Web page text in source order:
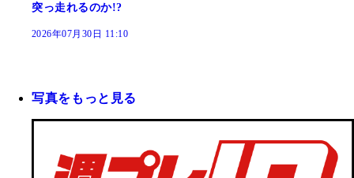
突っ走れるのか!?
2026年07月30日 11:10
写真をもっと見る